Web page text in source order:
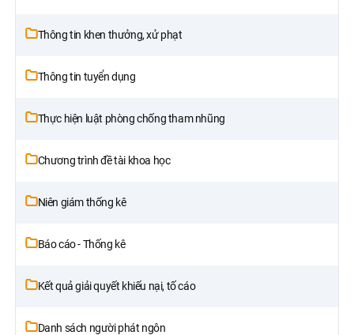
Thông tin khen thưởng, xử phạt
Thông tin tuyển dụng
Thực hiện luật phòng chống tham nhũng
Chương trình đề tài khoa học
Niên giám thống kê
Báo cáo - Thống kê
Kết quả giải quyết khiếu nại, tố cáo
Danh sách người phát ngôn